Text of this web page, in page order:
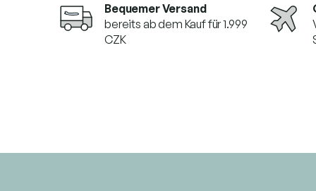
Bequemer Versand
bereits ab dem Kauf für 1.999
CZK